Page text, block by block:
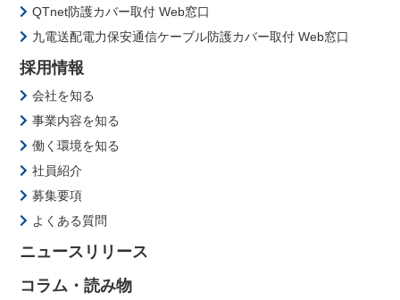
QTnet防護カバー取付 Web窓口
九電送配電力保安通信ケーブル防護カバー取付 Web窓口
採用情報
会社を知る
事業内容を知る
働く環境を知る
社員紹介
募集要項
よくある質問
ニュースリリース
コラム・読み物